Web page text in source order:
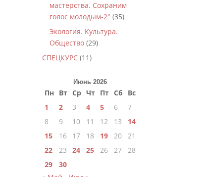
мастерства. Сохраним
голос молодым-2" (35)
Экология. Культура.
Общество (29)
СПЕЦКУРС (11)
Июнь 2026
Пн Вт Ср Чт Пт Сб
Вс
1
2 3 4 5 6
7
8
9 10 11 12 13
14
15
16 17 18 19 20
21
22
23 24 25 26 27
28
29
30